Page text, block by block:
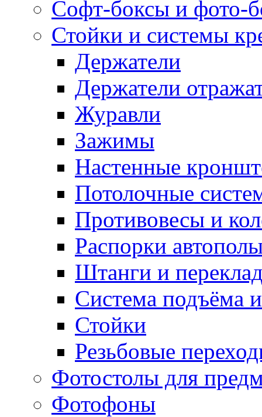
Софт-боксы и фото-
Стойки и системы
Держатели
Держатели
Журавли
Зажимы
Настенные
Потолочные
Противовесы и
Распорки
Штанги и
Система подъёма
Стойки
Резьбовые
Фотостолы для
Фотофоны